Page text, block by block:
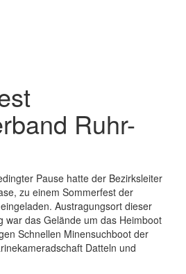
Ruhr-
Pause hatte der Bezirksleiter
zu einem Sommerfest der
Austragungsort dieser
war das Gelände um das Heimboot
Schnellen Minensuchboot der
Datteln und